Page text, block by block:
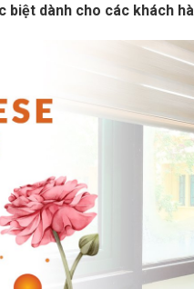
dành cho các khách